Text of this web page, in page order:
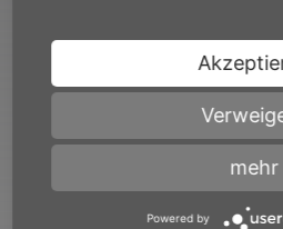
BILDUNG
Ausschreibung
Arbeitgeberpreis für
Die Ausschreibung zum
mehr
Powered by